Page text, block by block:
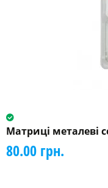
Матриці металеві
80.00 грн.